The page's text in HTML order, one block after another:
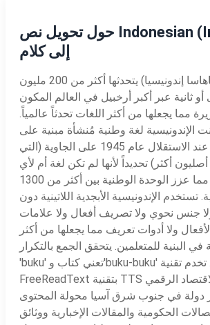
حول تحويل نص Indonesian (Indonesia)
إلى كلام
الإندونيسية (باهاسا إندونيسيا) يتحدثها أكثر من 200 مليون
ثانية عبر أكبر أرخبيل في العالم المكون
جزيرة مما يجعلها من أكثر اللغات تحدثاً عالمياً.
لغة وطنية مُنشأة مبنية على
الملايوية اختيرت عند الاستقلال عام 1945 على الجاوية (التي
أكثر) تحديداً لأنها لم تكن لغة أم لأي
مجموعة عرقية مما عزز الوحدة الوطنية بين أكثر من 1300
الإندونيسية الأبجدية اللاتينية دون
جنس نحوي ولا تصريف أفعال ولا علامات
ولا أدوات تعريف مما يجعلها من أكثر
البنية للمتعلمين. يتحقق الجمع بالتكرار:
'buku' تعني كتاب و'buku-buku' تعني كتب. تخدم تقنية
FreeReadText بتقنية TTS للإندونيسية الاقتصاد الرقمي
دولة في جنوب شرق آسيا محولة المحتوى
الحكومية والمقالات الإخبارية ووثائق